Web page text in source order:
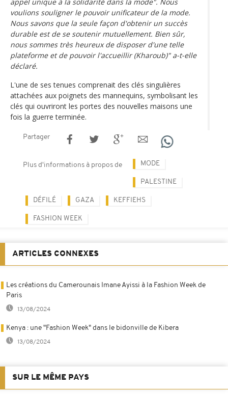
voulions souligner le pouvoir unificateur de la mode.
Nous savons que la seule façon d'obtenir un succès
durable est de se soutenir mutuellement. Bien sûr,
nous sommes très heureux de disposer d'une telle
plateforme et de pouvoir l'accueillir (Kharoub)" a-t-elle
déclaré.
L'une de ses tenues comprenait des clés singulières
attachées aux poignets des mannequins, symbolisant les
clés qui ouvriront les portes des nouvelles maisons une
fois la guerre terminée.
Partager
Plus d'informations à propos de MODE
PALESTINE
DÉFILÉ GAZA KEFFIEHS
FASHION WEEK
ARTICLES CONNEXES
Les créations du Camerounais Imane Ayissi à la Fashion Week de
Paris
13/08/2024
Kenya : une "Fashion Week" dans le bidonville de Kibera
13/08/2024
SUR LE MÊME PAYS